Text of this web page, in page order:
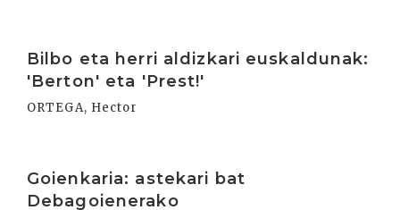
Bilbo eta herri aldizkari euskaldunak:
'Berton' eta 'Prest!'
ORTEGA, Hector
Goienkaria: astekari bat
Debagoienerako